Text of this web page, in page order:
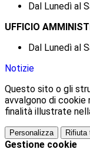
Dal Lunedì al
UFFICIO
Dal Lunedì al
Notizie
Questo sito o gli
avvalgono di cookie
finalità illustrate
Personalizza Rifiuta
Gestione cookie